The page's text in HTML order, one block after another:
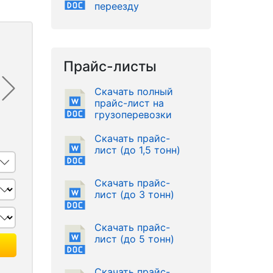
переезду
Прайс-листы
Скачать полный
прайс-лист на
грузоперевозки
Скачать прайс-
лист (до 1,5 тонн)
Скачать прайс-
лист (до 3 тонн)
Скачать прайс-
лист (до 5 тонн)